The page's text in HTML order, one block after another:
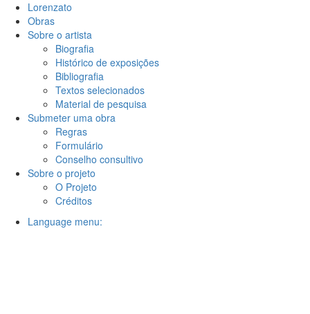
Lorenzato
Obras
Sobre o artista
Biografia
Histórico de exposições
Bibliografia
Textos selecionados
Material de pesquisa
Submeter uma obra
Regras
Formulário
Conselho consultivo
Sobre o projeto
O Projeto
Créditos
Language menu: